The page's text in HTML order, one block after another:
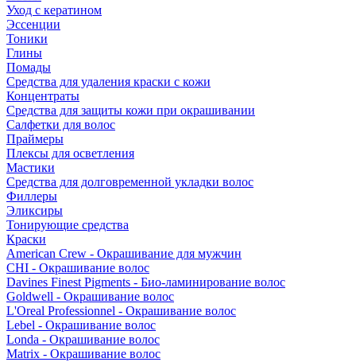
Уход с кератином
Эссенции
Тоники
Глины
Помады
Средства для удаления краски с кожи
Концентраты
Средства для защиты кожи при окрашивании
Салфетки для волос
Праймеры
Плексы для осветления
Мастики
Средства для долговременной укладки волос
Филлеры
Эликсиры
Тонирующие средства
Краски
American Crew - Окрашивание для мужчин
CHI - Окрашивание волос
Davines Finest Pigments - Био-ламинирование волос
Goldwell - Окрашивание волос
L'Oreal Professionnel - Окрашивание волос
Lebel - Окрашивание волос
Londa - Окрашивание волос
Matrix - Окрашивание волос